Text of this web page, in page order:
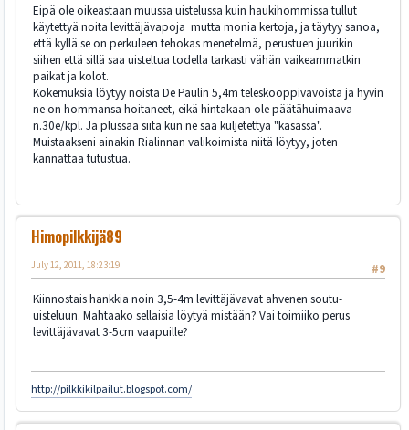
Eipä ole oikeastaan muussa uistelussa kuin haukihommissa tullut
käytettyä noita levittäjävapoja mutta monia kertoja, ja täytyy sanoa,
että kyllä se on perkuleen tehokas menetelmä, perustuen juurikin
siihen että sillä saa uisteltua todella tarkasti vähän vaikeammatkin
paikat ja kolot.
Kokemuksia löytyy noista De Paulin 5,4m teleskooppivavoista ja hyvin
ne on hommansa hoitaneet, eikä hintakaan ole päätähuimaava
n.30e/kpl. Ja plussaa siitä kun ne saa kuljetettya "kasassa".
Muistaakseni ainakin Rialinnan valikoimista niitä löytyy, joten
kannattaa tutustua.
Himopilkkijä89
#9
July 12, 2011, 18:23:19
Kiinnostais hankkia noin 3,5-4m levittäjävavat ahvenen soutu-
uisteluun. Mahtaako sellaisia löytyä mistään? Vai toimiiko perus
levittäjävavat 3-5cm vaapuille?
http://pilkkikilpailut.blogspot.com/